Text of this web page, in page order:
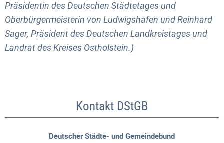
Präsidentin des Deutschen Städtetages und
Oberbürgermeisterin von Ludwigshafen und Reinhard
Sager, Präsident des Deutschen Landkreistages und
Landrat des Kreises Ostholstein.)
Kontakt DStGB
Deutscher Städte- und Gemeindebund